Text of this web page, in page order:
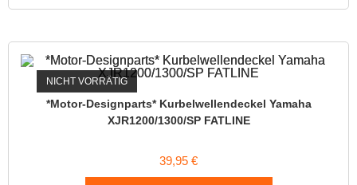
NICHT VORRÄTIG
*Motor-Designparts* Kurbelwellendeckel Yamaha
XJR1200/1300/SP FATLINE
39,95 €